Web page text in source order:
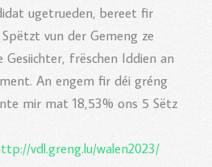
ugetrueden, bereet fir
vun der Gemeng ze
frëschen Iddien an
An engem fir déi gréng
mir mat 18,53% ons 5 Sëtz
vdl.greng.lu/walen2023/